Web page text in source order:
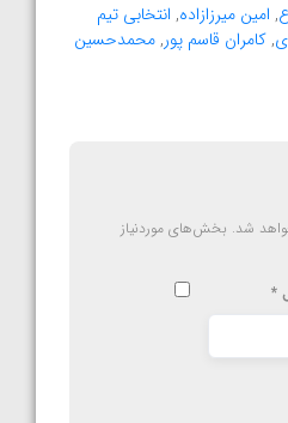
, امین میرزازاده, انتخابی تیم
,کامران قاسم پور,محمدحسین
شد. بخش‌های موردنیاز
*